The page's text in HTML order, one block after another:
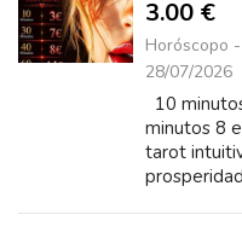
3.00 €
Horóscopo
28/07/2026
10
minutos 8
tarot